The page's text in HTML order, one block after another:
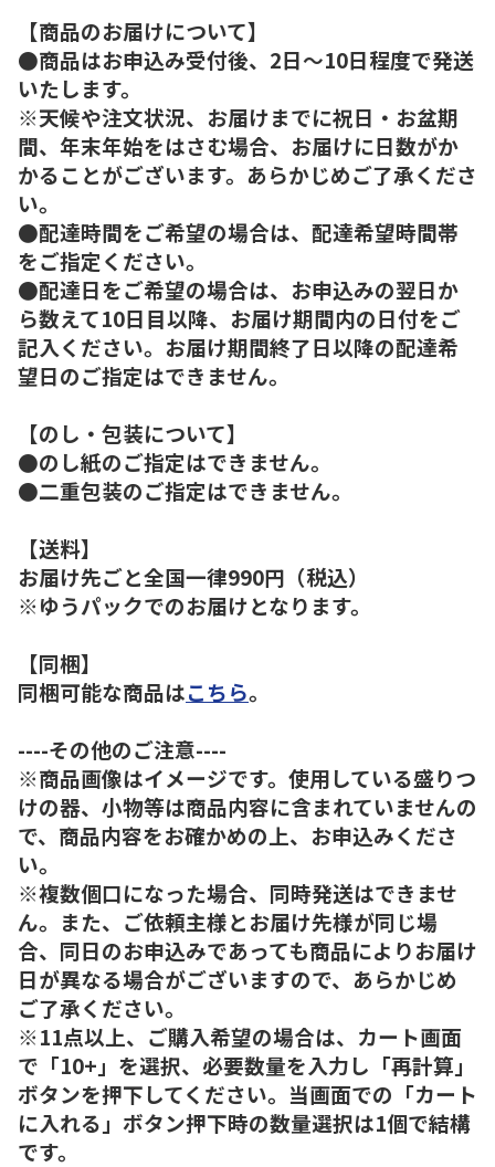
【商品のお届けについて】
●商品はお申込み受付後、2日～10日程度で発送
いたします。
※天候や注文状況、お届けまでに祝日・お盆期
間、年末年始をはさむ場合、お届けに日数がか
かることがございます。あらかじめご了承くださ
い。
●配達時間をご希望の場合は、配達希望時間帯
をご指定ください。
●配達日をご希望の場合は、お申込みの翌日か
ら数えて10日目以降、お届け期間内の日付をご
記入ください。お届け期間終了日以降の配達希
望日のご指定はできません。
【のし・包装について】
●のし紙のご指定はできません。
●二重包装のご指定はできません。
【送料】
お届け先ごと全国一律990円（税込）
※ゆうパックでのお届けとなります。
【同梱】
同梱可能な商品はこちら。
----その他のご注意----
※商品画像はイメージです。使用している盛りつ
けの器、小物等は商品内容に含まれていませんの
で、商品内容をお確かめの上、お申込みくださ
い。
※複数個口になった場合、同時発送はできませ
ん。また、ご依頼主様とお届け先様が同じ場
合、同日のお申込みであっても商品によりお届け
日が異なる場合がございますので、あらかじめ
ご了承ください。
※11点以上、ご購入希望の場合は、カート画面
で「10+」を選択、必要数量を入力し「再計算」
ボタンを押下してください。当画面での「カート
に入れる」ボタン押下時の数量選択は1個で結構
です。